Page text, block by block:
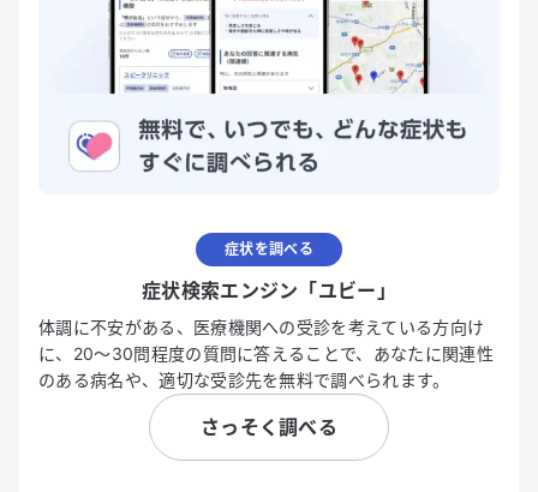
症状を調べる
症状検索エンジン「ユビー」
体調に不安がある、医療機関への受診を考えている方向け
に、20〜30問程度の質問に答えることで、あなたに関連性
のある病名や、適切な受診先を無料で調べられます。
さっそく調べる